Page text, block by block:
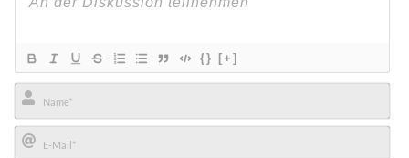
{} [+]
Name*